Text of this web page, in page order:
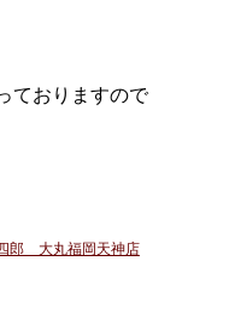
ておりますので
郎 大丸福岡天神店